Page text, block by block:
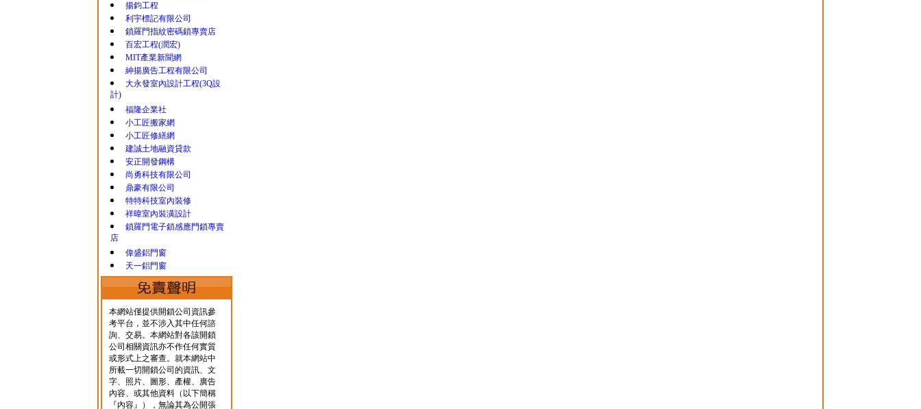
揚鈞工程
利宇標記有限公司
鎖羅門指紋密碼鎖專賣店
百宏工程(潤宏)
MIT產業新聞網
紳揚廣告工程有限公司
大永發室內設計工程(3Q設
計)
福隆企業社
小工匠搬家網
小工匠修繕網
建誠土地融資貸款
安正開發鋼構
尚勇科技有限公司
鼎豪有限公司
特特科技室內裝修
祥暐室內裝潢設計
鎖羅門電子鎖感應門鎖專賣
店
偉盛鋁門窗
天一鋁門窗
本網站僅提供開鎖公司資訊參
考平台，並不涉入其中任何諮
詢、交易。本網站對各該開鎖
公司相關資訊亦不作任何實質
或形式上之審查。就本網站中
所載一切開鎖公司的資訊、文
字、照片、圖形、產權、廣告
內容、或其他資料（以下簡稱
『內容』），無論其為公開張